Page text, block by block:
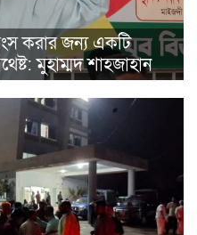
করার জন্য একটি
মুহাম্মদ শাহজাহান